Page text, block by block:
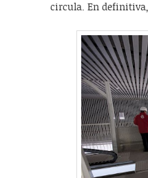
circula. En